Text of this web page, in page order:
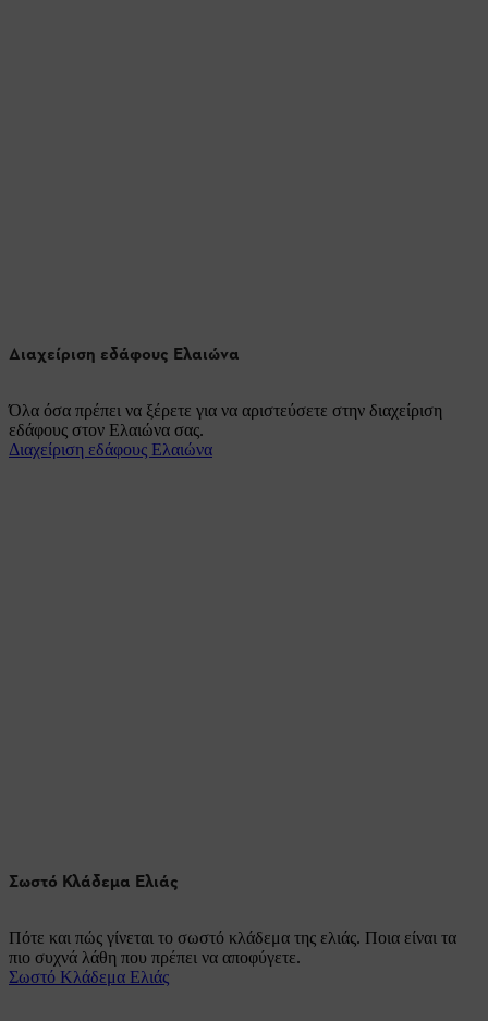
Διαχείριση εδάφους Ελαιώνα
Όλα όσα πρέπει να ξέρετε για να αριστεύσετε στην διαχείριση
εδάφους στον Ελαιώνα σας.
Διαχείριση εδάφους Ελαιώνα
Σωστό Κλάδεμα Ελιάς
Πότε και πώς γίνεται το σωστό κλάδεμα της ελιάς. Ποια είναι τα
πιο συχνά λάθη που πρέπει να αποφύγετε.
Σωστό Κλάδεμα Ελιάς